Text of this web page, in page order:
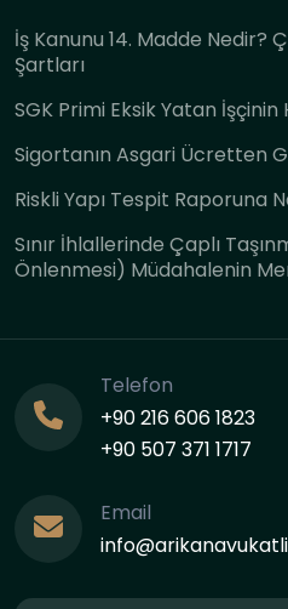
İş Kanunu 14. Madde Nedir?
Şartları
SGK Primi Eksik Yatan İşçinin
Sigortanın Asgari Ücretten
Riskli Yapı Tespit Raporuna
Sınır İhlallerinde Çaplı
Önlenmesi) Müdahalenin
Telefon
+90 216 606 1823
+90 507 371 1717
Email